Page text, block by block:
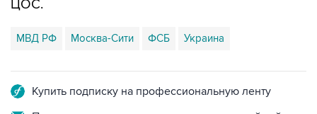
ЦОС.
МВД РФ Москва-Сити ФСБ Украина
Купить подписку на профессиональную ленту